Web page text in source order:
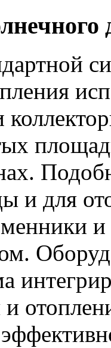
и для
и